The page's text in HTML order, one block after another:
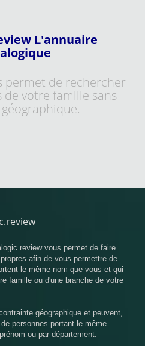
L'annuaire
permet de rechercher
votre famille sans
vous permet de faire
afin de vous permettre de
le même nom que vous et qui
famille ou d'une branche de votre
géographique et peuvent,
personnes portant le même
ou par département.